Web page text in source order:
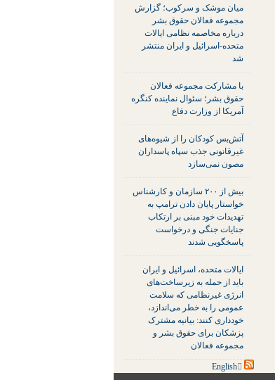
میان موشک و سرکوب؛ گزارش
مجموعه فعالان حقوق بشر
درباره مخاصمه نظامی ایالات
متحده-اسرائیل و ایران منتشر
شد
با مشارکت مجموعه فعالان
حقوق بشر؛ سئوال نماینده کنگره
آمریکا از وزارت دفاع
آتش‌بس کودکان را از شیوه‌های
غیرقانونی جذب سپاه پاسداران
مصون نمی‌سازد
بیش از ۲۰۰ سازمان و کارشناس
خواستار پایان دادن ترامپ به
تهدیدات خود مبنی بر ارتکاب
جنایات جنگی و درخواست
پاسخگویی شدند
ایالات متحده، اسرائیل و ایران
باید از حمله به زیرساخت‌های
انرژی غیرنظامی که سلامت
عمومی را به خطر می‌اندازد،
خودداری کنند: بیانیه مشترک
پزشکان برای حقوق بشر و
مجموعه فعالان